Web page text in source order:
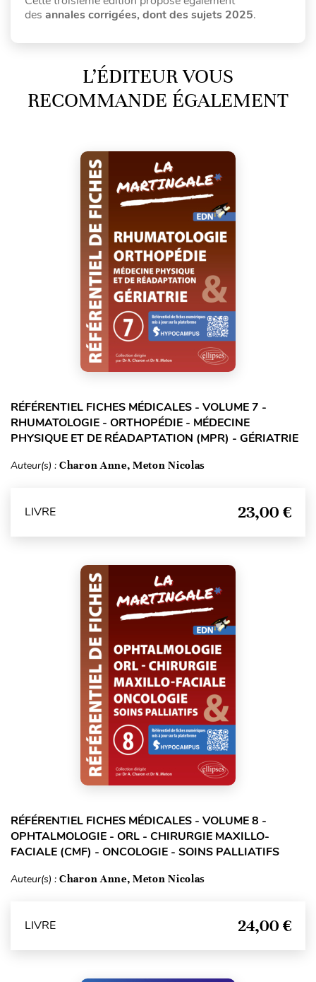
des annales corrigées, dont des sujets 2025.
L’ÉDITEUR VOUS
RECOMMANDE ÉGALEMENT
RÉFÉRENTIEL FICHES MÉDICALES - VOLUME 7 -
RHUMATOLOGIE - ORTHOPÉDIE - MÉDECINE
PHYSIQUE ET DE RÉADAPTATION (MPR) - GÉRIATRIE
Auteur(s) : Charon Anne, Meton Nicolas
LIVRE 23,00 €
RÉFÉRENTIEL FICHES MÉDICALES - VOLUME 8 -
OPHTALMOLOGIE - ORL - CHIRURGIE MAXILLO-
FACIALE (CMF) - ONCOLOGIE - SOINS PALLIATIFS
Auteur(s) : Charon Anne, Meton Nicolas
LIVRE 24,00 €